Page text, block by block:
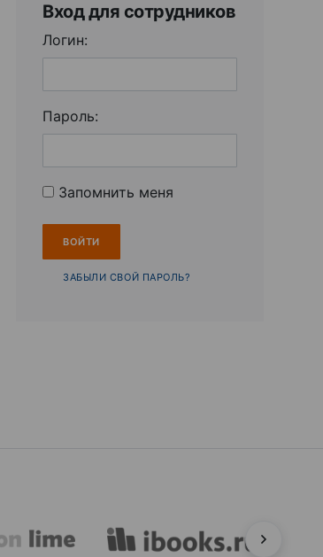
Вход для сотрудников
Логин:
Пароль:
Запомнить меня
ЗАБЫЛИ СВОЙ ПАРОЛЬ?